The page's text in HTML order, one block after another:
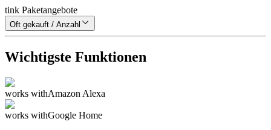
tink Paketangebote
Oft gekauft / Anzahl
Wichtigste Funktionen
works withAmazon Alexa
works withGoogle Home